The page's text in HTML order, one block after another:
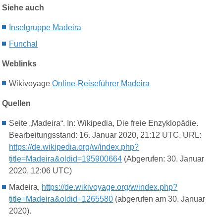
Siehe auch
Inselgruppe Madeira
Funchal
Weblinks
WikivoyageOnline-Reiseführer Madeira
Quellen
Seite „Madeira“. In: Wikipedia, Die freie Enzyklopädie.
Bearbeitungsstand: 16. Januar 2020, 21:12 UTC. URL:
https://de.wikipedia.org/w/index.php?
title=Madeira&oldid=195900664 (Abgerufen: 30. Januar
2020, 12:06 UTC)
Madeira, https://de.wikivoyage.org/w/index.php?
title=Madeira&oldid=1265580 (abgerufen am 30. Januar
2020).